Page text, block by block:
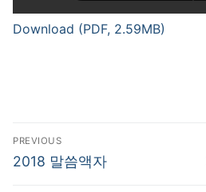
Download (PDF, 2.59MB)
글
탐
PREVIOUS
Previous
2018 말씀액자